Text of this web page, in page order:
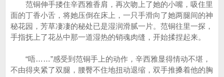
范铜伸手搂住辛西雅香肩，再次吻上了她的小嘴，吸住里
面的丁香小舌，将她压倒在床上，一只手滑向了她两腿间的神
秘花园，芳草凄凄的秘处已是湿润滑腻一片。范铜往里一探，
手指抚上了花丛中那一道湿热的销魂肉缝，开始揉捏起来。
“唔……”感受到范铜手上的动作，辛西雅显得情动不堪，
不由得夹紧了双腿，腰臀不住地扭动退缩，双手推搡着他的胸